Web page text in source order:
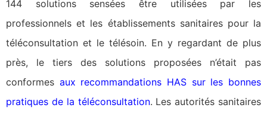
144 solutions sensées être utilisées par les
professionnels et les établissements sanitaires pour la
téléconsultation et le télésoin. En y regardant de plus
près, le tiers des solutions proposées n’était pas
conformes aux recommandations HAS sur les bonnes
pratiques de la téléconsultation. Les autorités sanitaires